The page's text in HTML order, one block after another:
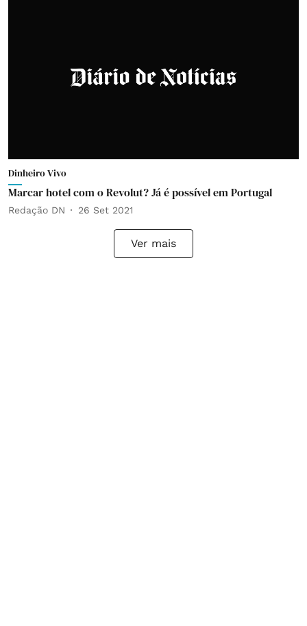
Dinheiro Vivo
Marcar hotel com o Revolut? Já é possível em Portugal
Redação DN 26 Set 2021
Ver mais